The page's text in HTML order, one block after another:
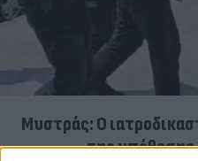
Μυστράς: Ο
της υπόθεσης